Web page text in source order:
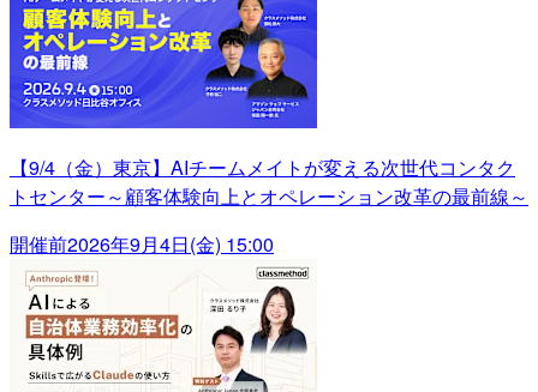
【9/4（金）東京】AIチームメイトが変える次世代コンタク
トセンター～顧客体験向上とオペレーション改革の最前線～
開催前2026年9月4日(金) 15:00